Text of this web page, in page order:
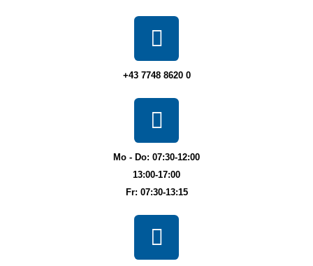
+43 7748 8620 0
Mo - Do: 07:30-12:00
13:00-17:00
Fr: 07:30-13:15